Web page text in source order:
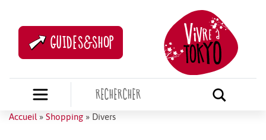
GUIDES&SHOP
Accueil » Shopping » Divers